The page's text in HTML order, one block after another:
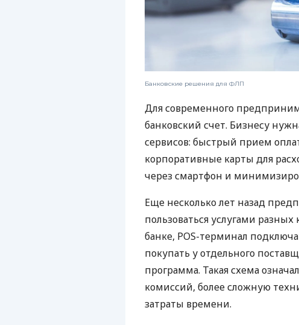
Банковские решения для ФЛП
Для современного
банковский счет. Бизнесу
сервисов: быстрый прием
корпоративные карты для
через смартфон и
Еще несколько лет назад
пользоваться услугами
банке, POS-терминал
покупать у отдельного
программа. Такая схема
комиссий, более сложную
затраты времени.